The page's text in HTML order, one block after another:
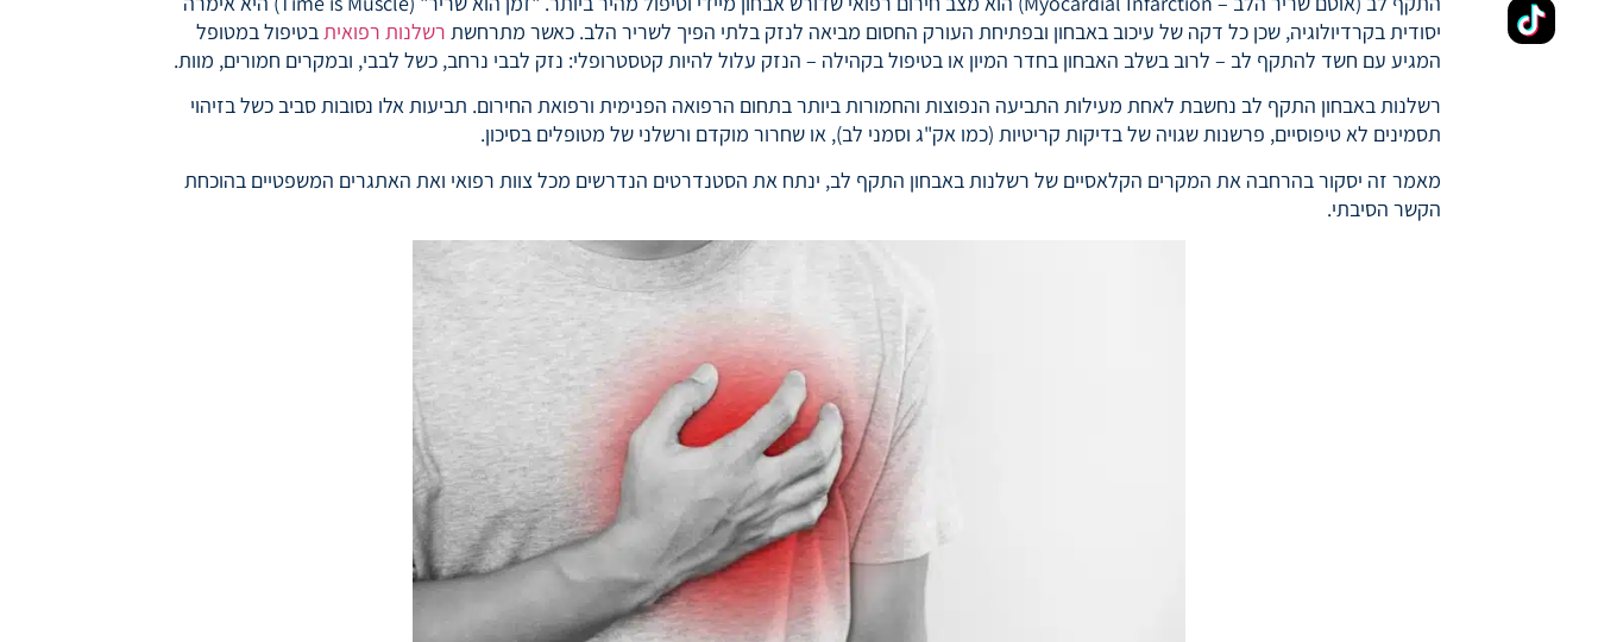
יסודית בקרדיולוגיה, שכן כל דקה של עיכוב באבחון ובפתיחת העורק החסום מביאה לנזק בלתי הפיך לשריר הלב. כאשר מתרחשת רשלנות רפואיתבטיפול במטופל
המגיע עם חשד להתקף לב – לרוב בשלב האבחון בחדר המיון או בטיפול בקהילה – הנזק עלול להיות קטסטרופלי: נזק לבבי נרחב, כשל לבבי, ובמקרים חמורים, מוות.
רשלנות באבחון התקף לב נחשבת לאחת מעילות התביעה הנפוצות והחמורות ביותר בתחום הרפואה הפנימית ורפואת החירום. תביעות אלו נסובות סביב כשל בזיהוי
תסמינים לא טיפוסיים, פרשנות שגויה של בדיקות קריטיות (כמו אק"ג וסמני לב), או שחרור מוקדם ורשלני של מטופלים בסיכון.
מאמר זה יסקור בהרחבה את המקרים הקלאסיים של רשלנות באבחון התקף לב, ינתח את הסטנדרטים הנדרשים מכל צוות רפואי ואת האתגרים המשפטיים בהוכחת
הקשר הסיבתי.